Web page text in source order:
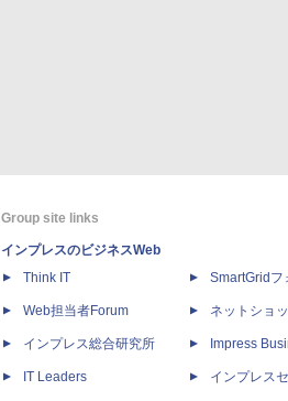
Group site links
インプレスのビジネスWeb
Think IT
Web担当者Forum
インプレス総合研究所
IT Leaders
SmartGridフ
ネットショ
Impress
インプレス